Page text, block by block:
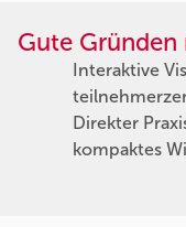
Gute
Interaktive
Direkter
kompaktes